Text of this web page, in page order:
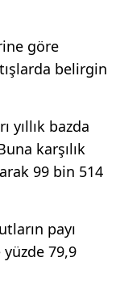
göre
belirgin
yıllık bazda
karşılık
99 bin 514
payı
yüzde 79,9